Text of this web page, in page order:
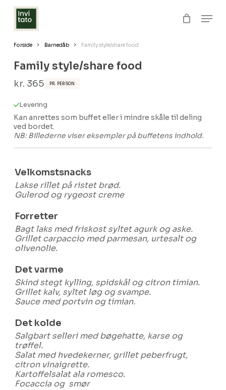
Skip
Close
Forside Barnedåb Family style/share food
Family style/share food
kr. 365 PR. PERSON
Levering
Kan anrettes som buffet eller i mindre skåle til deling
ved bordet.
NB: Billederne viser eksempler på buffetens indhold.
Velkomstsnacks
Lakse rillet på ristet brød.
Gulerod og rygeost creme
Forretter
Bagt laks med friskost syltet agurk og aske.
Grillet carpaccio med parmesan, urtesalt og
olivenolie.
Det varme
Skind stegt kylling, spidskål og citron timian.
Grillet kalv, syltet løg og svampe.
Sauce med portvin og timian.
Det kolde
Salgbart selleri med bøgehatte, karse og
trøffel.
Salat med hvedekerner, grillet peberfrugt,
citron vinaigrette.
Kartoffelsalat ala romesco.
Focaccia og smør